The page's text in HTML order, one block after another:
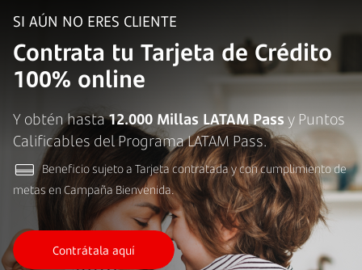
SI AÚN NO ERES CLIENTE
Contrata tu Tarjeta de Crédito
100% online
Y obtén hasta12.000 Millas LATAM Pass y Puntos
Calificables del Programa LATAM Pass.
Beneficio sujeto a Tarjeta contratada y con cumplimiento de
metas en Campaña Bienvenida.
Contrátala aquí